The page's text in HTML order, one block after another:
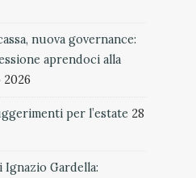
nuova governance:
aprendoci alla
2026
per l’estate 28
Ignazio Gardella: